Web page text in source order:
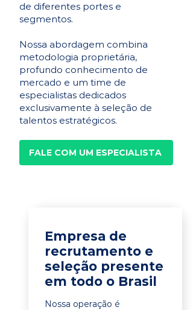
de diferentes portes e
segmentos.
Nossa abordagem combina
metodologia proprietária,
profundo conhecimento de
mercado e um time de
especialistas dedicados
exclusivamente à seleção de
talentos estratégicos.
FALE COM UM ESPECIALISTA
Empresa de
recrutamento e
seleção presente
em todo o Brasil
Nossa operação é